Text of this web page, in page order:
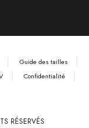
Guide des tailles
Confidentialité
RÉSERVÉS